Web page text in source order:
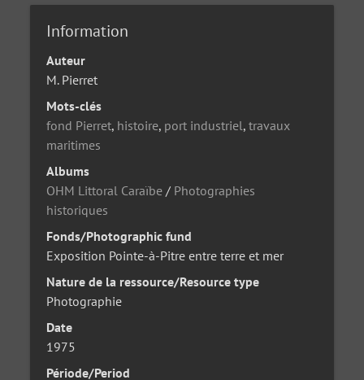
Information
Auteur
M. Pierret
Mots-clés
fond Pierret, histoire, port industriel,travaux
maritimes
Albums
OHM Littoral Caraïbe / Photographies
historiques
Fonds/Photographic fund
Exposition Pointe-à-Pitre entre terre et mer
Nature de la ressource/Resource type
Photographie
Date
1975
Période/Period